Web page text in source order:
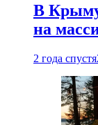
В Крыму
на
2 года спустя